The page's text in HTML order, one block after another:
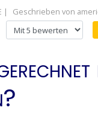
Geschrieben von